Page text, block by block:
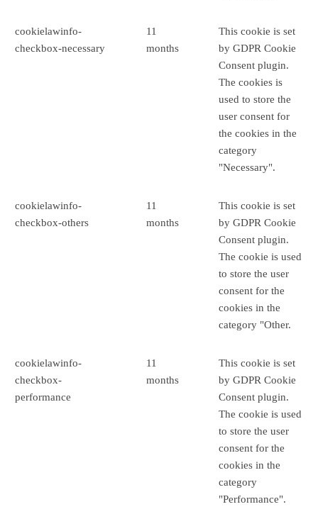
cookielawinfo-
checkbox-necessary
11
months
This cookie is set
by GDPR Cookie
Consent plugin.
The cookies is
used to store the
user consent for
the cookies in the
category
"Necessary".
cookielawinfo-
checkbox-others
11
months
This cookie is set
by GDPR Cookie
Consent plugin.
The cookie is used
to store the user
consent for the
cookies in the
category "Other.
cookielawinfo-
checkbox-
performance
11
months
This cookie is set
by GDPR Cookie
Consent plugin.
The cookie is used
to store the user
consent for the
cookies in the
category
"Performance".